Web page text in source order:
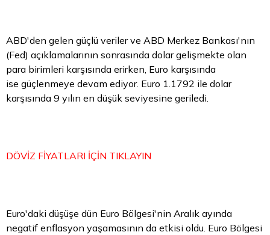
ABD'den gelen güçlü veriler ve ABD Merkez Bankası'nın
(Fed) açıklamalarının sonrasında dolar gelişmekte olan
para birimleri karşısında erirken, Euro karşısında
ise güçlenmeye devam ediyor. Euro 1.1792 ile dolar
karşısında 9 yılın en düşük seviyesine geriledi.
DÖVİZ FİYATLARI İÇİN TIKLAYIN
Euro'daki düşüşe dün Euro Bölgesi'nin Aralık ayında
negatif enflasyon yaşamasının da etkisi oldu. Euro Bölgesi